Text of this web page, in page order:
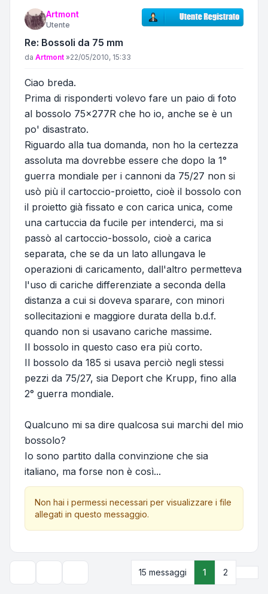
Artmont
Utente
Re: Bossoli da 75 mm
Messaggio
da Artmont »22/05/2010, 15:33
Ciao breda.
Prima di risponderti volevo fare un paio di foto
al bossolo 75x277R che ho io, anche se è un
po' disastrato.
Riguardo alla tua domanda, non ho la certezza
assoluta ma dovrebbe essere che dopo la 1°
guerra mondiale per i cannoni da 75/27 non si
usò più il cartoccio-proietto, cioè il bossolo con
il proietto già fissato e con carica unica, come
una cartuccia da fucile per intenderci, ma si
passò al cartoccio-bossolo, cioè a carica
separata, che se da un lato allungava le
operazioni di caricamento, dall'altro permetteva
l'uso di cariche differenziate a seconda della
distanza a cui si doveva sparare, con minori
sollecitazioni e maggiore durata della b.d.f.
quando non si usavano cariche massime.
Il bossolo in questo caso era più corto.
Il bossolo da 185 si usava perciò negli stessi
pezzi da 75/27, sia Deport che Krupp, fino alla
2° guerra mondiale.
Qualcuno mi sa dire qualcosa sui marchi del mio
bossolo?
Io sono partito dalla convinzione che sia
italiano, ma forse non è così...
Non hai i permessi necessari per visualizzare i file
allegati in questo messaggio.
Opzioni di visualizzazione e ordinamento
15 messaggi 1 2